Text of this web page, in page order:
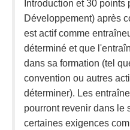
Introduction et 30
Développement) après
est actif comme
déterminé et que
dans sa formation (tel
convention ou autres
déterminer). Les
pourront revenir dans le
certaines exigences